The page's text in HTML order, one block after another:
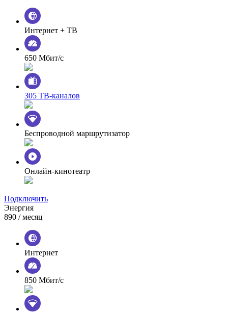
Интернет + ТВ
650 Мбит/с
305 ТВ-каналов
Беспроводной маршрутизатор
Онлайн-кинотеатр
Подключить
Энергия
890 / месяц
Интернет
850 Мбит/с